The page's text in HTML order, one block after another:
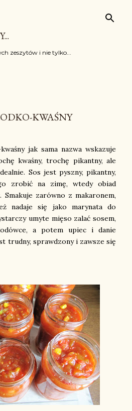
zeszytów i nie tylko...
KWAŚNY
jak sama nazwa wskazuje
kwaśny, trochę pikantny, ale
Sos jest pyszny, pikantny,
zrobić na zimę, wtedy obiad
zarówno z makaronem,
nadaje się jako marynata do
umyte mięso zalać sosem,
a potem upiec i danie
trudny, sprawdzony i zawsze się